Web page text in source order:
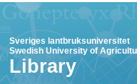
Sveriges lantbruksuniversitet
Swedish University of
Library